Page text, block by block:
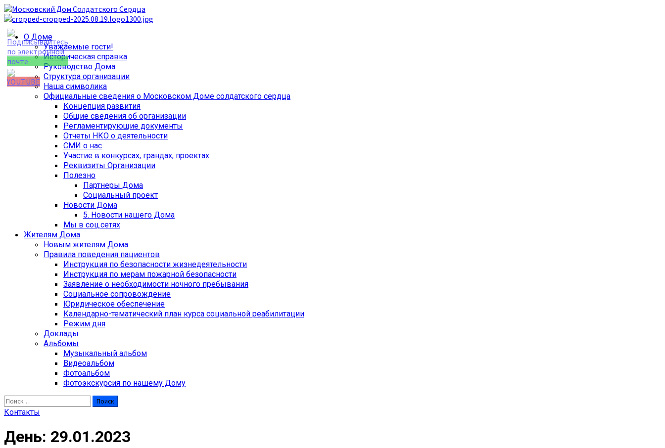
Перейти
к
содержимому
Основное
меню
О Доме
Уважаемые гости!
Историческая справка
Руководство Дома
Структура организации
Наша символика
Официальные сведения о Московском Доме солдатского сердца
Концепция развития
Общие сведения об организации
Регламентирующие документы
Отчеты НКО о деятельности
СМИ о нас
Участие в конкурсах, грандах, проектах
Реквизиты Организации
Полезно
Партнеры Дома
Социальный проект
Новости Дома
5. Новости нашего Дома
Мы в соц.сетях
Жителям Дома
Новым жителям Дома
Правила поведения пациентов
Инструкция по безопасности жизнедеятельности
Инструкция по мерам пожарной безопасности
Заявление о необходимости ночного пребывания
Социальное сопровождение
Юридическое обеспечение
Календарно-тематический план курса социальной реабилитации
Режим дня
Доклады
Альбомы
Музыкальный альбом
Видеоальбом
Фотоальбом
Фотоэкскурсия по нашему Дому
Найти:
Контакты
День: 29.01.2023
Set Youtube